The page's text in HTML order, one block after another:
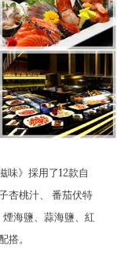
味》採用了12款自
杏桃汁、 番茄伏特
海鹽、蒜海鹽、紅
搭。